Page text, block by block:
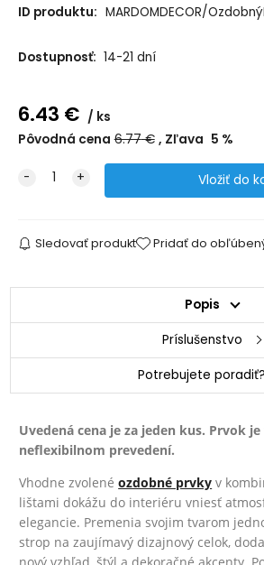
ID produktu: MARDOMDECOR/
Dostupnosť: 14-21 dní
6.43 €
ks
Pôvodná cena 6.77€ Zľava 5 %
Sledovať produkt Pridať do
Popis
Príslušenstvo
Potrebujete poradiť?
Uvedená cena je za jeden kus. Prvok
neflexibilnom prevedení.
Vhodne zvolenéozdobné prvky v
lištami dokážu do interiéru vniesť
elegancie. Premenia svojim tvarom
strop na zaujímavý dizajnový celok,